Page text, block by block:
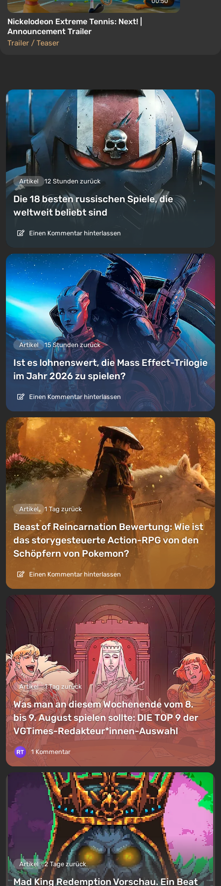
Nickelodeon Extreme Tennis: Next! |
Announcement Trailer
Trailer / Teaser
Artikel 12 Stunden zurück
Die 18 besten russischen Spiele, die
weltweit beliebt sind
Einen Kommentar hinterlassen
Artikel 15 Stunden zurück
Ist es lohnenswert, die Mass Effect-Trilogie
im Jahr 2026 zu spielen?
Einen Kommentar hinterlassen
Artikel 1 Tag zurück
Beast of Reincarnation Bewertung: Wie ist
das storygesteuerte Action-RPG von den
Schöpfern von Pokemon?
Einen Kommentar hinterlassen
Artikel 1 Tag zurück
Was man an diesem Wochenende vom 8.
bis 9. August spielen sollte: DIE TOP 9 der
VGTimes-Redakteur*innen-Auswahl
1 Kommentar
Artikel 2 Tage zurück
Mad King Redemption Vorschau. Ein Beat